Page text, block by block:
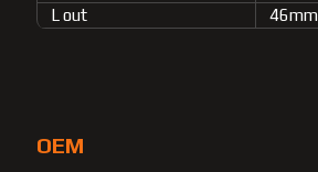
L out
46mm
OEM